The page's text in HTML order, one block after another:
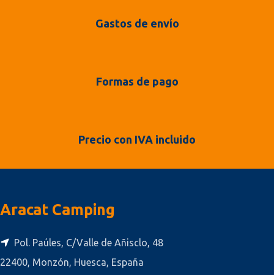
Gastos de envío
Formas de pago
Precio con IVA incluido
Aracat Camping
Pol. Paúles, C/Valle de Añisclo, 48
22400, Monzón, Huesca, España